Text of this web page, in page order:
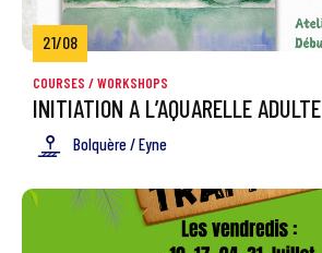
21/08
COURSES / WORKSHOPS
INITIATION A L’AQUARELLE ADULTE
Bolquère / Eyne